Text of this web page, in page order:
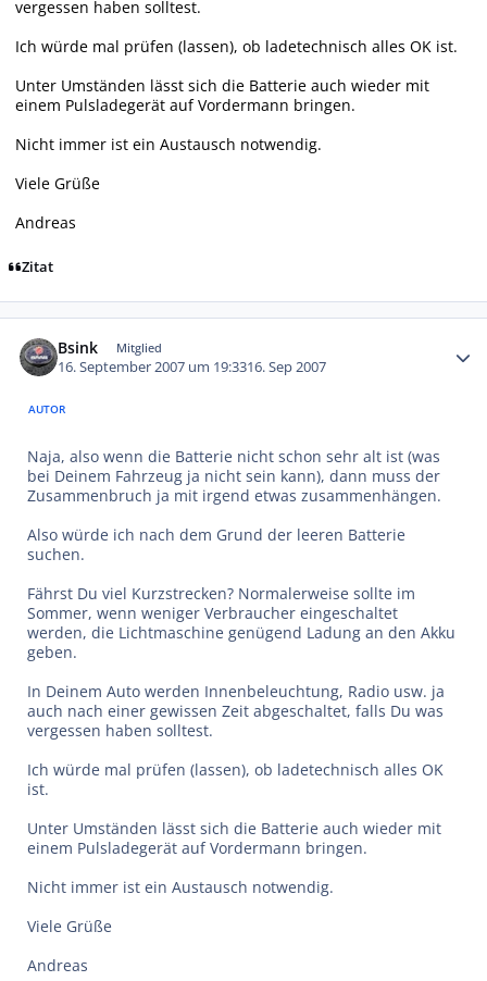
vergessen haben solltest.
Ich würde mal prüfen (lassen), ob ladetechnisch alles OK ist.
Unter Umständen lässt sich die Batterie auch wieder mit
einem Pulsladegerät auf Vordermann bringen.
Nicht immer ist ein Austausch notwendig.
Viele Grüße
Andreas
Zitat
Bsink Mitglied
16. September 2007 um 19:3316. Sep 2007
AUTOR
Naja, also wenn die Batterie nicht schon sehr alt ist (was
bei Deinem Fahrzeug ja nicht sein kann), dann muss der
Zusammenbruch ja mit irgend etwas zusammenhängen.
Also würde ich nach dem Grund der leeren Batterie
suchen.
Fährst Du viel Kurzstrecken? Normalerweise sollte im
Sommer, wenn weniger Verbraucher eingeschaltet
werden, die Lichtmaschine genügend Ladung an den Akku
geben.
In Deinem Auto werden Innenbeleuchtung, Radio usw. ja
auch nach einer gewissen Zeit abgeschaltet, falls Du was
vergessen haben solltest.
Ich würde mal prüfen (lassen), ob ladetechnisch alles OK
ist.
Unter Umständen lässt sich die Batterie auch wieder mit
einem Pulsladegerät auf Vordermann bringen.
Nicht immer ist ein Austausch notwendig.
Viele Grüße
Andreas